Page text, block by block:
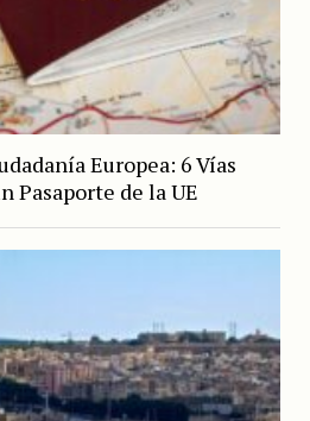
Europea: 6 Vías
Pasaporte de la UE